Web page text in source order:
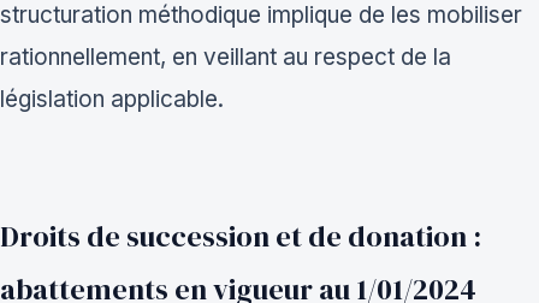
structuration méthodique implique de les mobiliser
rationnellement, en veillant au respect de la
législation applicable.
Droits de succession et de donation :
abattements en vigueur au 1/01/2024